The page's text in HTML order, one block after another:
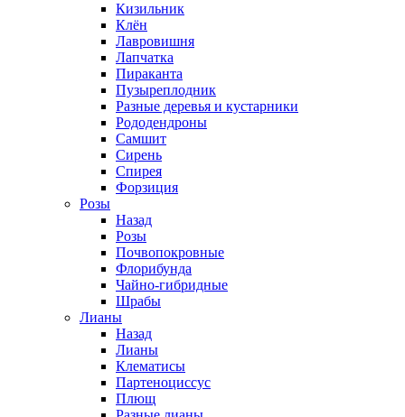
Кизильник
Клён
Лавровишня
Лапчатка
Пираканта
Пузыреплодник
Разные деревья и кустарники
Рододендроны
Самшит
Сирень
Спирея
Форзиция
Розы
Назад
Розы
Почвопокровные
Флорибунда
Чайно-гибридные
Шрабы
Лианы
Назад
Лианы
Клематисы
Партеноциссус
Плющ